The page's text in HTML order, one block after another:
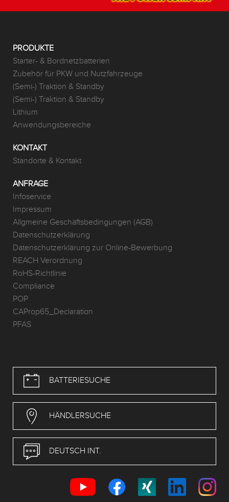
PRODUKTE
Starter- & Bordnetzbatterien
Zubehör für PKW und Nutzfahrzeuge
(Semi-) Traktion & Standby
(Semi-) Traktion & Standby
Lithium
Anwendungsbereiche
KONTAKT
Standorte & Kontakt
ANFRAGE
Infoservice
Impressum
Allgmeine Geschäftsbedingungen (AGB)
Datenschutzerklärung
Datenschutzerklärung zur Online-Bewerbung
REACH Verordnung
RoHS-Richtlinie
Compliance
POP
CAProp65_Declaration
PFAS
BATTERIESUCHE
HÄNDLERSUCHE
DEUTSCH INT.